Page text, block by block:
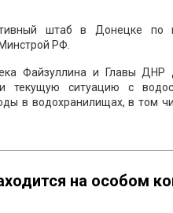
штаб в Донецке по
РФ.
Файзуллина и Главы ДНР
текущую ситуацию с
в водохранилищах, в том
на особом